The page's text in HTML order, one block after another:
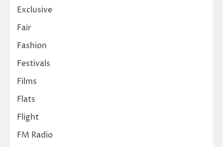
Exclusive
Fair
Fashion
Festivals
Films
Flats
Flight
FM Radio